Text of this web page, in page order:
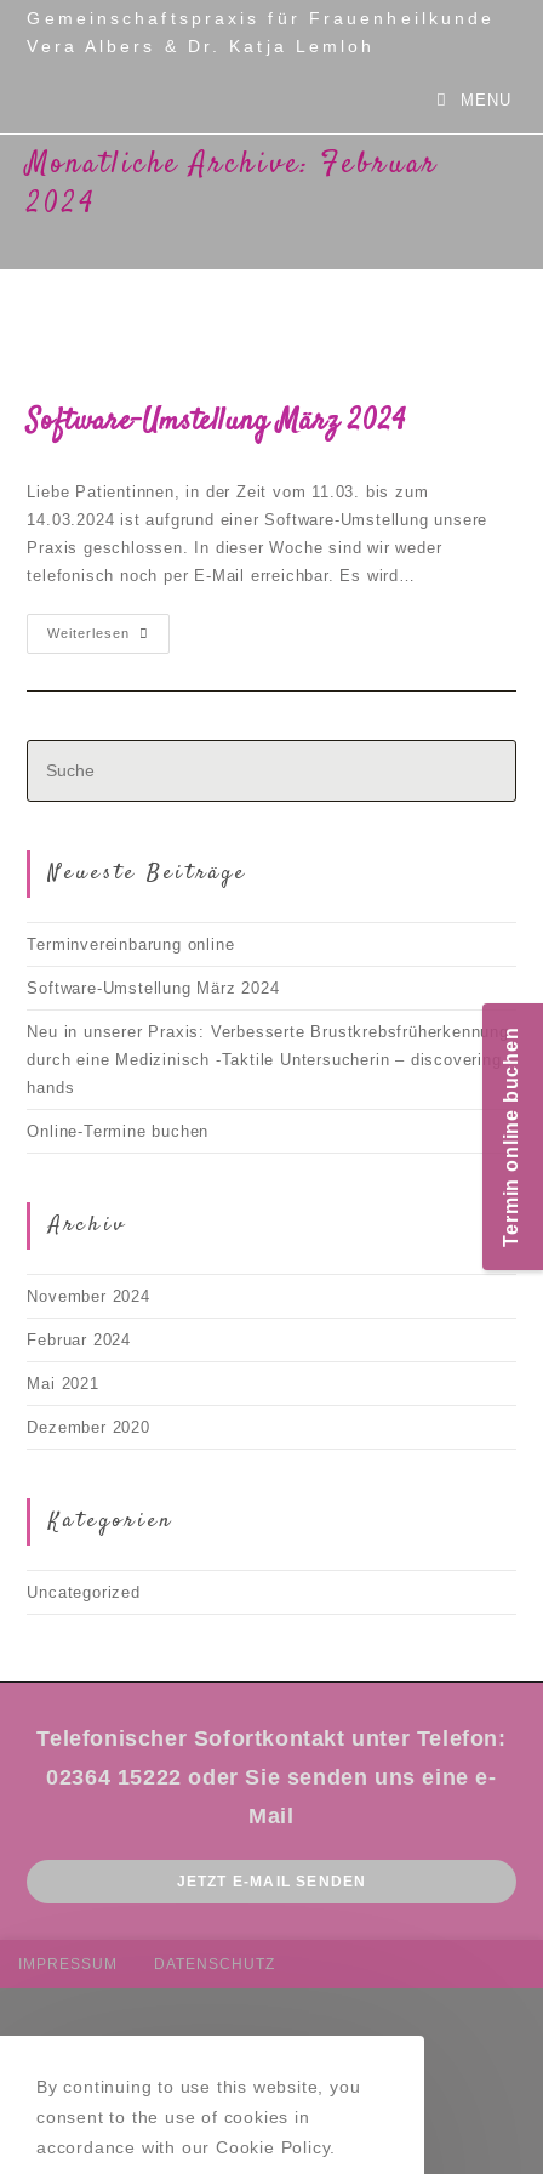
Zum
Inhalt
Gemeinschaftspraxis für Frauenheilkunde
Vera Albers & Dr. Katja Lemloh
MENU
Monatliche Archive: Februar
2024
Software-Umstellung März 2024
Liebe Patientinnen, in der Zeit vom 11.03. bis zum
14.03.2024 ist aufgrund einer Software-Umstellung unsere
Praxis geschlossen. In dieser Woche sind wir weder
telefonisch noch per E-Mail erreichbar. Es wird…
Weiterlesen
Software-
Umstellung
Neueste Beiträge
Terminvereinbarung online
Software-Umstellung März 2024
Neu in unserer Praxis: Verbesserte Brustkrebsfrüherkennung
durch eine Medizinisch -Taktile Untersucherin – discovering
hands
Online-Termine buchen
Archiv
November 2024
Februar 2024
Mai 2021
Dezember 2020
Kategorien
Uncategorized
Telefonischer Sofortkontakt unter Telefon:
02364 15222 oder Sie senden uns eine e-
Mail
JETZT E-MAIL SENDEN
tab
IMPRESSUM DATENSCHUTZ
Termin online buchen
By continuing to use this website, you
consent to the use of cookies in
accordance with our Cookie Policy.